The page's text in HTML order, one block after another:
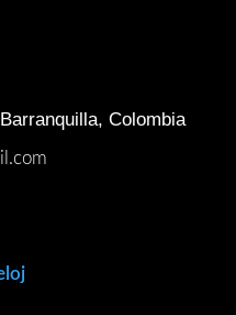
Colombia